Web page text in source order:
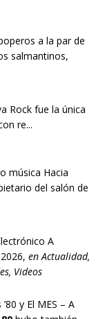
a la par de
salmantinos,
Rock fue la única
re...
música Hacia
del salón de
A
enActualidad,
, Videos
y El MES – A